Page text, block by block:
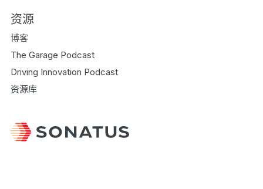
资源
博客
The Garage Podcast
Driving Innovation Podcast
资源库